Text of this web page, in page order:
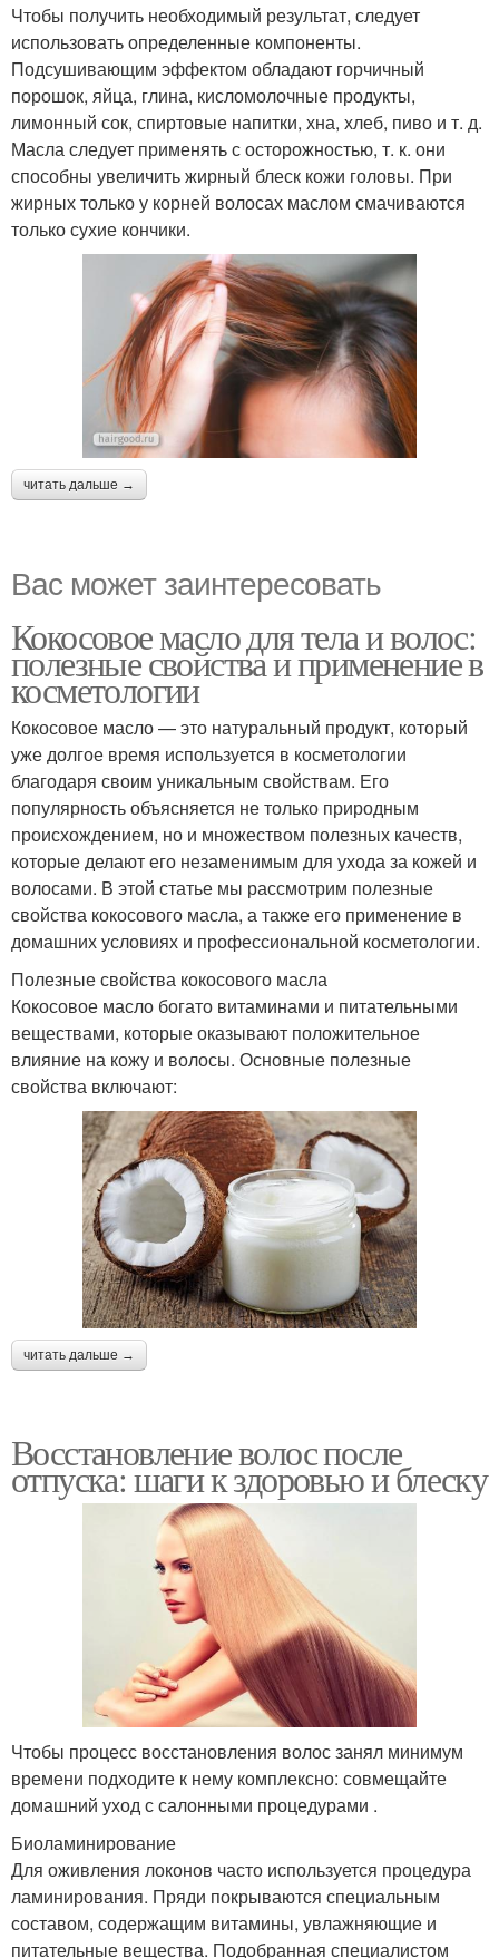
Чтобы получить необходимый результат, следует
использовать определенные компоненты.
Подсушивающим эффектом обладают горчичный
порошок, яйца, глина, кисломолочные продукты,
лимонный сок, спиртовые напитки, хна, хлеб, пиво и т. д.
Масла следует применять с осторожностью, т. к. они
способны увеличить жирный блеск кожи головы. При
жирных только у корней волосах маслом смачиваются
только сухие кончики.
читать дальше →
Вас может заинтересовать
Кокосовое масло для тела и волос:
полезные свойства и применение в
косметологии
Кокосовое масло — это натуральный продукт, который
уже долгое время используется в косметологии
благодаря своим уникальным свойствам. Его
популярность объясняется не только природным
происхождением, но и множеством полезных качеств,
которые делают его незаменимым для ухода за кожей и
волосами. В этой статье мы рассмотрим полезные
свойства кокосового масла, а также его применение в
домашних условиях и профессиональной косметологии.
Полезные свойства кокосового масла
Кокосовое масло богато витаминами и питательными
веществами, которые оказывают положительное
влияние на кожу и волосы. Основные полезные
свойства включают:
читать дальше →
Восстановление волос после
отпуска: шаги к здоровью и блеску
Чтобы процесс восстановления волос занял минимум
времени подходите к нему комплексно: совмещайте
домашний уход с салонными процедурами .
Биоламинирование
Для оживления локонов часто используется процедура
ламинирования. Пряди покрываются специальным
составом, содержащим витамины, увлажняющие и
питательные вещества. Подобранная специалистом